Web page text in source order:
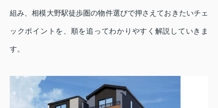
組み、相模大野駅徒歩圏の物件選びで押さえておきたいチェ
ックポイントを、順を追ってわかりやすく解説していきま
す。